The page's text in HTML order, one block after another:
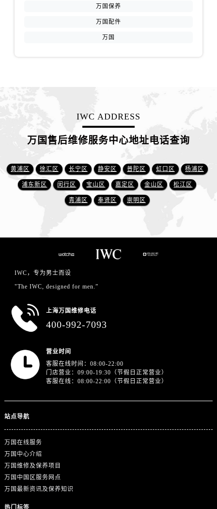
万国保养
万国配件
万国
IWC ADDRESS
万国售后维修服务中心地址电话查询
黄浦区 徐汇区 长宁区 静安区 普陀区 虹口区 杨浦区
浦东新区 闵行区 宝山区 嘉定区 金山区 松江区
青浦区 奉贤区 崇明区
IWC，专为男士而设
"The IWC, designed for men.”
上海万国维修电话
400-992-7093
营业时间
客服在线时间：08:00-22:00
门店营业：09:00-19:30（节假日正常营业）
客服在线：08:00-22:00（节假日正常营业）
站点导航
万国在线服务
万国中心介绍
万国维修及保养项目
万国中国区服务网点
万国最新资讯及保养知识
热门标签